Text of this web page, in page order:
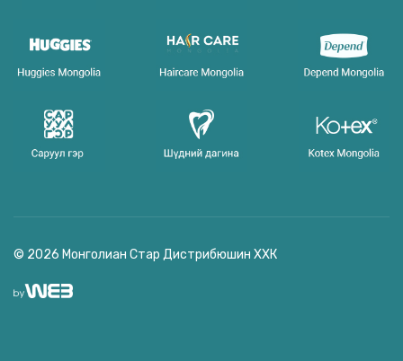
© 2026 Монголиан Стар Дистрибюшин ХХК